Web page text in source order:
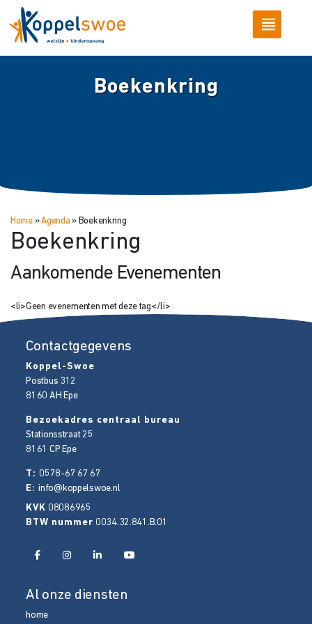
Boekenkring
Home»Agenda » Boekenkring
Boekenkring
Aankomende Evenementen
<li>Geen evenementen met deze tag</li>
Contactgegevens
Koppel-Swoe
Postbus 312
8160 AH Epe
Bezoekadres centraal bureau
Stationsstraat 25
8161 CP Epe
T: 0578-67 67 67
E:info@koppelswoe.nl
KVK 08086965
BTW nummer 0034.32.841.B.01
Al onze diensten
home